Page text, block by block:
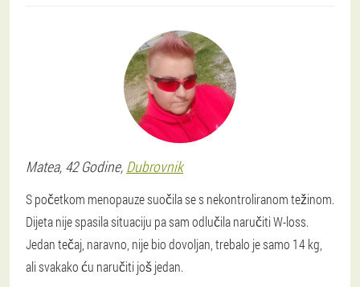
Matea, 42 Godine, Dubrovnik
S početkom menopauze suočila se s nekontroliranom težinom.
Dijeta nije spasila situaciju pa sam odlučila naručiti W-loss.
Jedan tečaj, naravno, nije bio dovoljan, trebalo je samo 14 kg,
ali svakako ću naručiti još jedan.